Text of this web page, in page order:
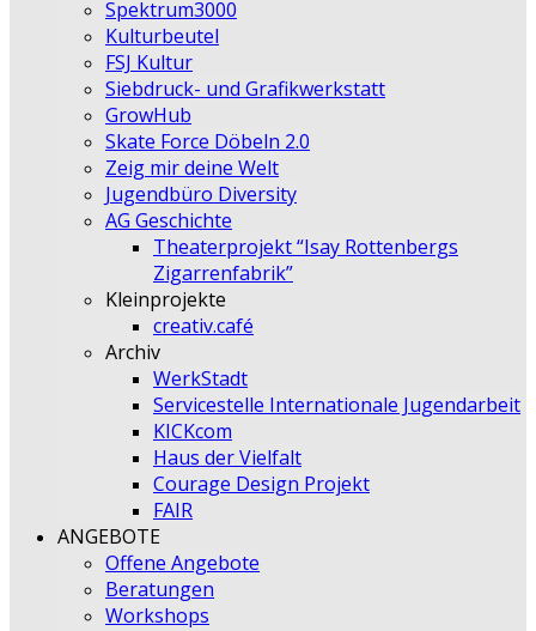
Spektrum3000
Kulturbeutel
FSJ Kultur
Siebdruck- und Grafikwerkstatt
GrowHub
Skate Force Döbeln 2.0
Zeig mir deine Welt
Jugendbüro Diversity
AG Geschichte
Theaterprojekt “Isay Rottenbergs
Zigarrenfabrik”
Kleinprojekte
creativ.café
Archiv
WerkStadt
Servicestelle Internationale Jugendarbeit
KICKcom
Haus der Vielfalt
Courage Design Projekt
FAIR
ANGEBOTE
Offene Angebote
Beratungen
Workshops